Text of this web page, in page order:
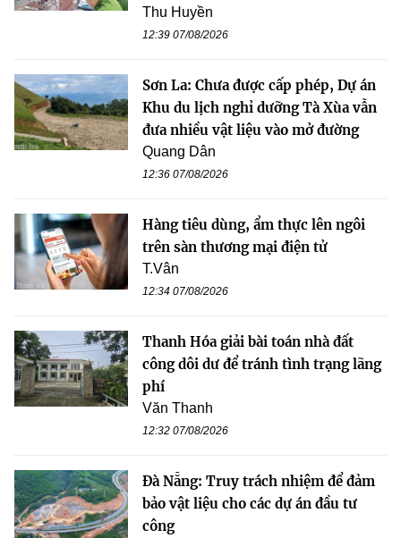
Thu Huyền
12:39 07/08/2026
Sơn La: Chưa được cấp phép, Dự án
Khu du lịch nghỉ dưỡng Tà Xùa vẫn
đưa nhiều vật liệu vào mở đường
Quang Dân
12:36 07/08/2026
Hàng tiêu dùng, ẩm thực lên ngôi
trên sàn thương mại điện tử
T.Vân
12:34 07/08/2026
Thanh Hóa giải bài toán nhà đất
công dôi dư để tránh tình trạng lãng
phí
Văn Thanh
12:32 07/08/2026
Đà Nẵng: Truy trách nhiệm để đảm
bảo vật liệu cho các dự án đầu tư
công